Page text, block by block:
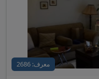
معرف: 2686